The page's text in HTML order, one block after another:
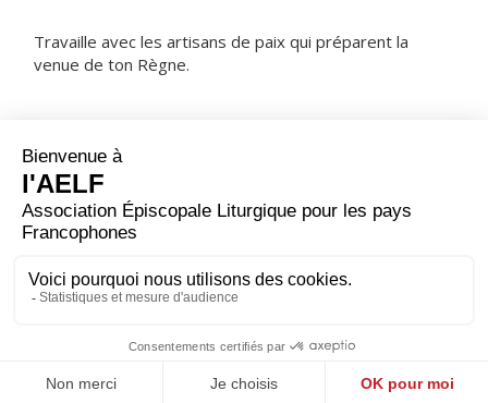
Travaille avec les artisans de paix qui préparent la
venue de ton Règne.
ORAISON
Donne à tes fidèles, Seigneur, en ce temps de
pénitence, une vraie générosité à te servir : qu’ils se
l’annonce du mystère pascal et à transmettre au monde
la joyeuse nouvelle du salut.